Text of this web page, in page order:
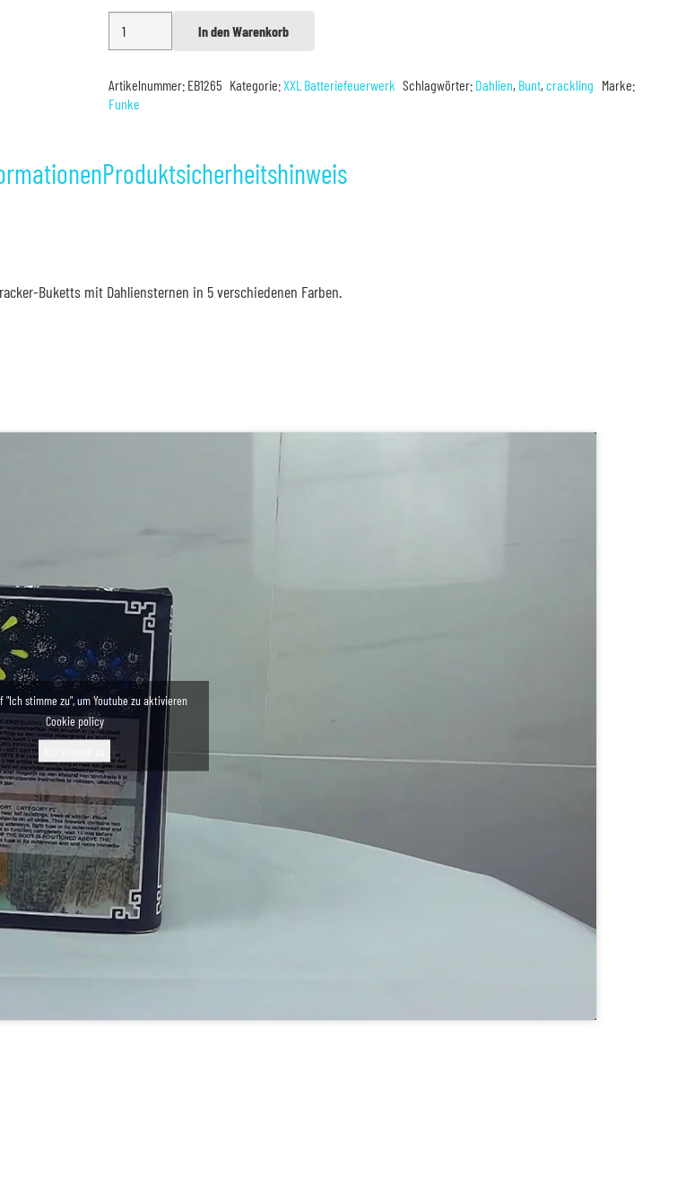
In den Warenkorb
Alternative:
Artikelnummer: EB1265 Kategorie:XXL Batteriefeuerwerk Schlagwörter: Dahlien, Bunt,crackling Marke:
Funke
Produktsicherheitshinweis
Buketts mit Dahliensternen in 5 verschiedenen Farben.
"Ich stimme zu", um Youtube zu aktivieren
Cookie policy